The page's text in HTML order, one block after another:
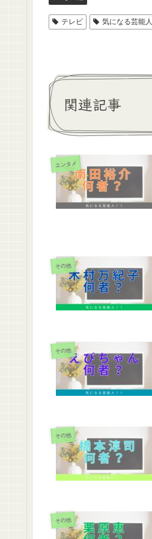
テレビ 気になる芸能人
関連記事
エンタメ
その他
その他
その他
その他